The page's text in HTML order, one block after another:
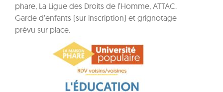
phare, La Ligue des Droits de l’Homme, ATTAC.
Garde d’enfants (sur inscription) et grignotage
prévu sur place.